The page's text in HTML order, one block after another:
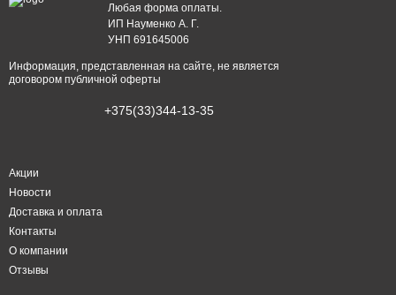
Любая форма оплаты.
ИП Науменко А. Г.
УНП 691645006
Информация, представленная на сайте, не является
договором публичной оферты
+375(33)344-13-35
Акции
Новости
Доставка и оплата
Контакты
О компании
Отзывы